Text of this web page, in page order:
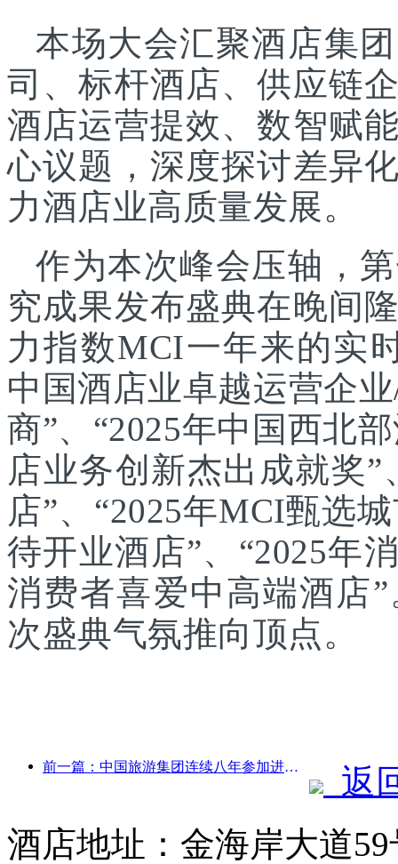
本场大会汇聚酒店集
司、标杆酒店、供应链
酒店运营提效、数智赋
心议题，深度探讨差异
力酒店业高质量发展。
作为本次峰会压轴，
究成果发布盛典在晚间
力指数MCI一年来的实
中国酒店业卓越运营企
商”、“2025年中国西北
店业务创新杰出成就奖
店”、“2025年MCI甄选
待开业酒店”、“2025年
消费者喜爱中高端酒店
次盛典气氛推向顶点。
前一篇：中国旅游集团连续八年参加进博会，集中签约超10亿美元
返
酒店地址：金海岸大道59